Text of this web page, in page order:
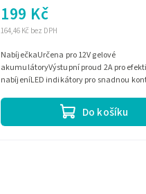
164,46 Kč bez DPH
199 Kč
Do košíku
NabíječkaUrčena pro 12V gelové
akumulátoryVýstupní proud 2A pro
nabíjeníLED indikátory pro snadnou
a...